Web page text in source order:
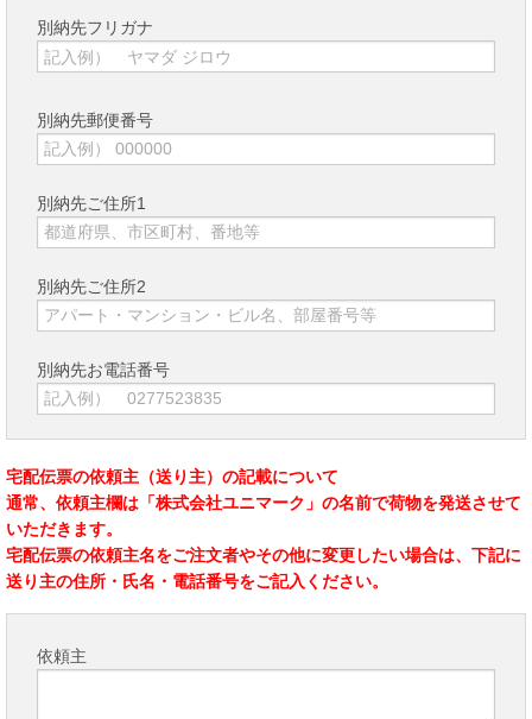
別納先フリガナ
別納先郵便番号
別納先ご住所1
別納先ご住所2
別納先お電話番号
宅配伝票の依頼主（送り主）の記載について
通常、依頼主欄は「株式会社ユニマーク」の名前で荷物を発送させて
いただきます。
宅配伝票の依頼主名をご注文者やその他に変更したい場合は、下記に
送り主の住所・氏名・電話番号をご記入ください。
依頼主